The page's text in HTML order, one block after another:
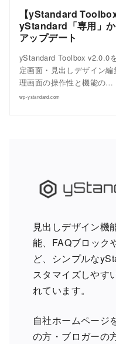
【yStandard
yStandard「専用」
アップデート
yStandard Toolbox v2.0.0
定画面・見出しデザイン
理画面の操作性と機能の…
wp-ystandard.com
見出しデザイン機
能、FAQブロック
ど、シンプルな
スタマイズしやす
れています。
自社ホームページ
の方・ブロガーの